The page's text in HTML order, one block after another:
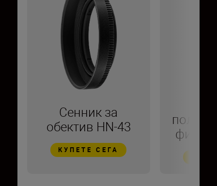
Сенник за
обектив HN-43
КУПЕТЕ СЕГА